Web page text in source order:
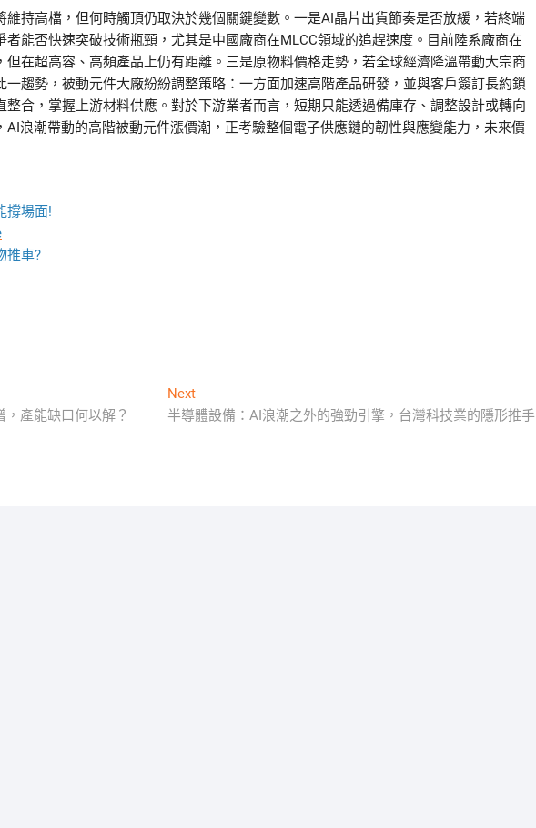
持高檔，但何時觸頂仍取決於幾個關鍵變數。一是AI晶片出貨節奏是否放緩，若終端
能否快速突破技術瓶頸，尤其是中國廠商在MLCC領域的追趕速度。目前陸系廠商在
在超高容、高頻產品上仍有距離。三是原物料價格走勢，若全球經濟降溫帶動大宗商
趨勢，被動元件大廠紛紛調整策略：一方面加速高階產品研發，並與客戶簽訂長約鎖
合，掌握上游材料供應。對於下游業者而言，短期只能透過備庫存、調整設計或轉向
浪潮帶動的高階被動元件漲價潮，正考驗整個電子供應鏈的韌性與應變能力，未來價
撐場面!
推車?
產能缺口何以解？
NextNext
post:
半導體設備：AI浪潮之外的強勁引擎，台灣科技業的隱形推手